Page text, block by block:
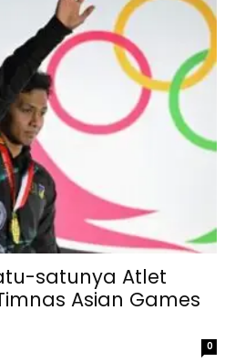
satunya Atlet
Asian Games
0